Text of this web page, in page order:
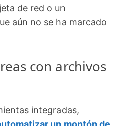
de red o un
aún no se ha marcado
con archivos
integradas,